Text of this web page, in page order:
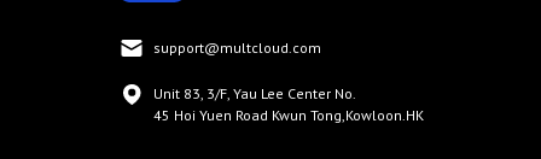
support@multcloud.com
Unit 83, 3/F, Yau Lee Center No.
45 Hoi Yuen Road Kwun Tong,Kowloon.HK